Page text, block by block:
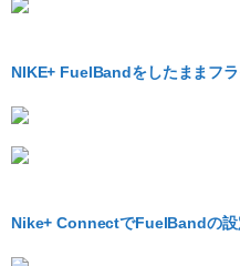
NIKE+ FuelBandをしたままフ
Nike+ ConnectでFuelBandの設